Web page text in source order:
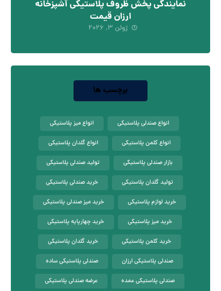
نمایندگی پخش ظروف پلاستیکی آشپزخانه
ارزان قیمت
ژوئن ۳, ۲۰۲۶
برچسب ها
انواع صندلی پلاستیکی انواع میز پلاستیکی
انواع کلمن پلاستیکی انواع گلدان پلاستیکی
بازار صندلی پلاستیکی تولید صندلی پلاستیکی
تولید گلدان پلاستیکی خرید صندلی پلاستیکی
خرید لوازم پلاستیکی خرید میز صندلی پلاستیکی
خرید میز پلاستیکی خرید چهارپایه پلاستیکی
خرید کلمن پلاستیکی خرید گلدان پلاستیکی
صندلی پلاستیکی ارزان صندلی پلاستیکی ساده
صندلی پلاستیکی عمده عرضه صندلی پلاستیکی